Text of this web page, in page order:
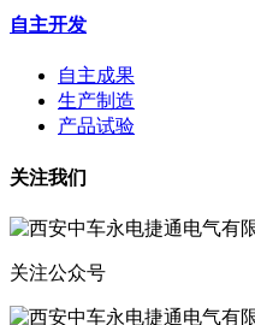
自主开发
自主成果
生产制造
产品试验
关注我们
关注公众号